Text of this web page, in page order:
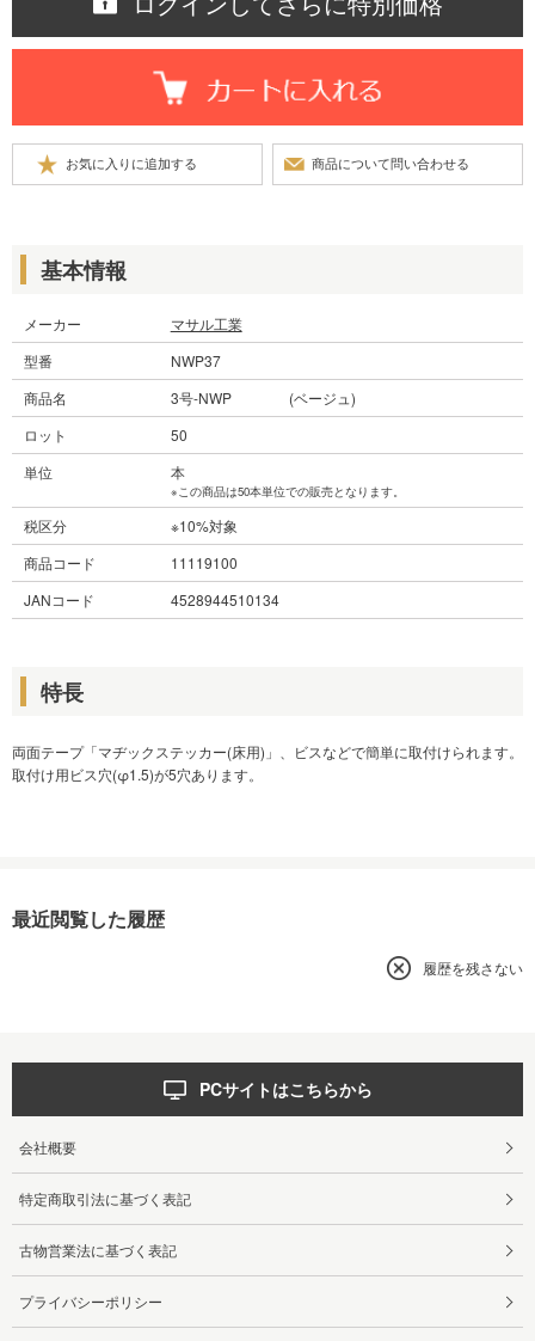
基本情報
メーカー
マサル工業
型番
NWP37
商品名
3号-NWP (ベージュ)
ロット
50
単位
本
※この商品は50本単位での販売となります。
税区分
※10%対象
商品コード
11119100
JANコード
4528944510134
特長
両面テープ「マヂックステッカー(床用)」、ビスなどで簡単に取付けられます。
取付け用ビス穴(φ1.5)が5穴あります。
最近閲覧した履歴
履歴を残さない
PCサイトはこちらから
会社概要
特定商取引法に基づく表記
古物営業法に基づく表記
プライバシーポリシー